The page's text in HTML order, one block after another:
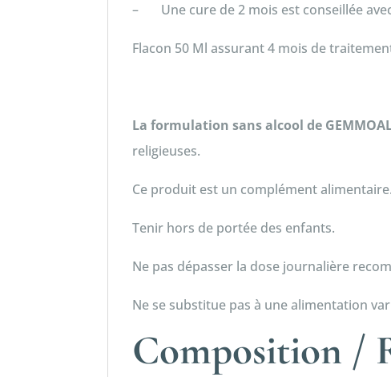
– Une cure de 2 mois est conseillée
Flacon 50 Ml assurant 4 mois de
La formulation sans alcool de
religieuses.
Ce produit est un complément alimentaire.
Tenir hors de portée des enfants.
Ne pas dépasser la dose journalière
Ne se substitue pas à une alimentation
Composition /